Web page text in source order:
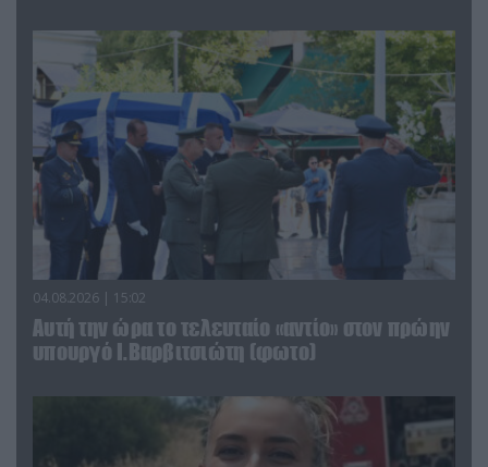
04.08.2026 | 15:02
Αυτή την ώρα το τελευταίο «αντίο» στον πρώην
υπουργό Ι.Βαρβιτσιώτη (φωτο)